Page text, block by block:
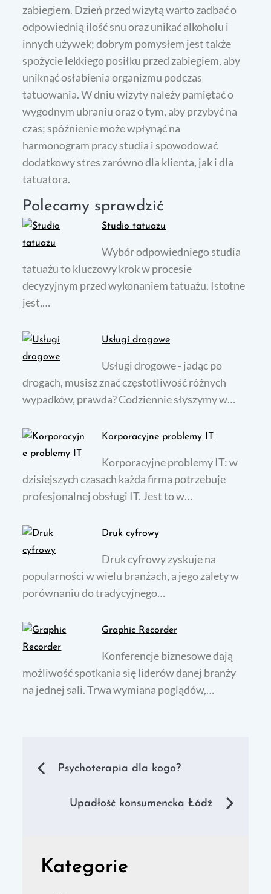
zabiegiem. Dzień przed wizytą warto zadbać o
odpowiednią ilość snu oraz unikać alkoholu i
innych używek; dobrym pomysłem jest także
spożycie lekkiego posiłku przed zabiegiem, aby
uniknąć osłabienia organizmu podczas
tatuowania. W dniu wizyty należy pamiętać o
wygodnym ubraniu oraz o tym, aby przybyć na
czas; spóźnienie może wpłynąć na
harmonogram pracy studia i spowodować
dodatkowy stres zarówno dla klienta, jak i dla
tatuatora.
Polecamy sprawdzić
Studio tatuażu
Wybór odpowiedniego studia
tatuażu to kluczowy krok w procesie
decyzyjnym przed wykonaniem tatuażu. Istotne
jest,…
Usługi drogowe
Usługi drogowe - jadąc po
drogach, musisz znać częstotliwość różnych
wypadków, prawda? Codziennie słyszymy w…
Korporacyjne problemy IT
Korporacyjne problemy IT: w
dzisiejszych czasach każda firma potrzebuje
profesjonalnej obsługi IT. Jest to w…
Druk cyfrowy
Druk cyfrowy zyskuje na
popularności w wielu branżach, a jego zalety w
porównaniu do tradycyjnego…
Graphic Recorder
Konferencje biznesowe dają
możliwość spotkania się liderów danej branży
na jednej sali. Trwa wymiana poglądów,…
Nawigacja
wpisu
Psychoterapia dla kogo?
Upadłość konsumencka Łódź
Kategorie